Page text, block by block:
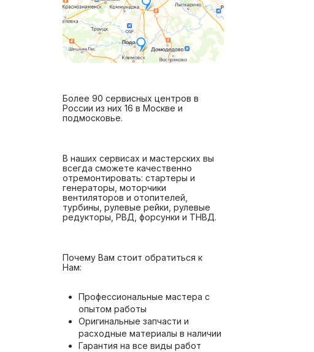
Более 90 сервисных центров в
России из них 16 в Москве и
подмосковье.
В наших сервисах и мастерских вы
всегда сможете качественно
отремонтировать: стартеры и
генераторы, моторчики
вентиляторов и отопителей,
турбины, рулевые рейки, рулевые
редукторы, РВД, форсунки и ТНВД.
Почему Вам стоит обратиться к
Нам:
Профессиональные мастера с
опытом работы
Оригинальные запчасти и
расходные материалы в наличии
Гарантия на все виды работ